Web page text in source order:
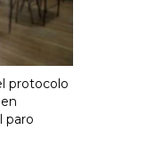
protocolo
paro